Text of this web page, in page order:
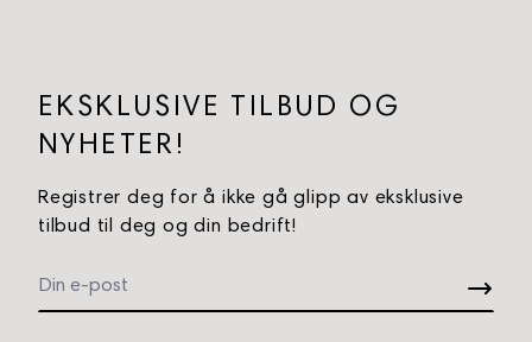
EKSKLUSIVE TILBUD OG
NYHETER!
Registrer deg for å ikke gå glipp av eksklusive
tilbud til deg og din bedrift!